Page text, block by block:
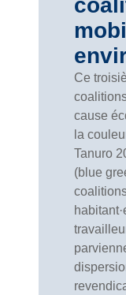
Ce
cause
la
Tanuro
(blue